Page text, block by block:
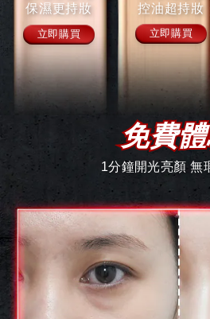
保濕更持妝
立即購買
控油超持妝
立即購買
免費
1分鐘開光亮顏 無